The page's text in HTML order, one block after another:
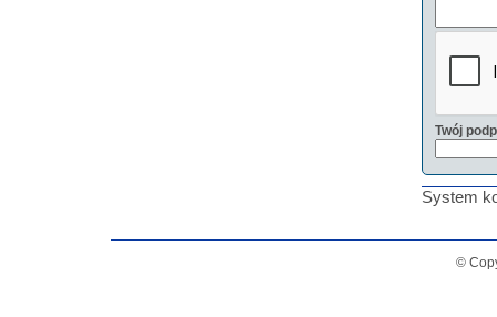
Twój
System
©